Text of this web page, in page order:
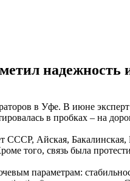
надежность
в Уфе. В июне
в пробках – на
Айская,
того, связь была
параметрам: